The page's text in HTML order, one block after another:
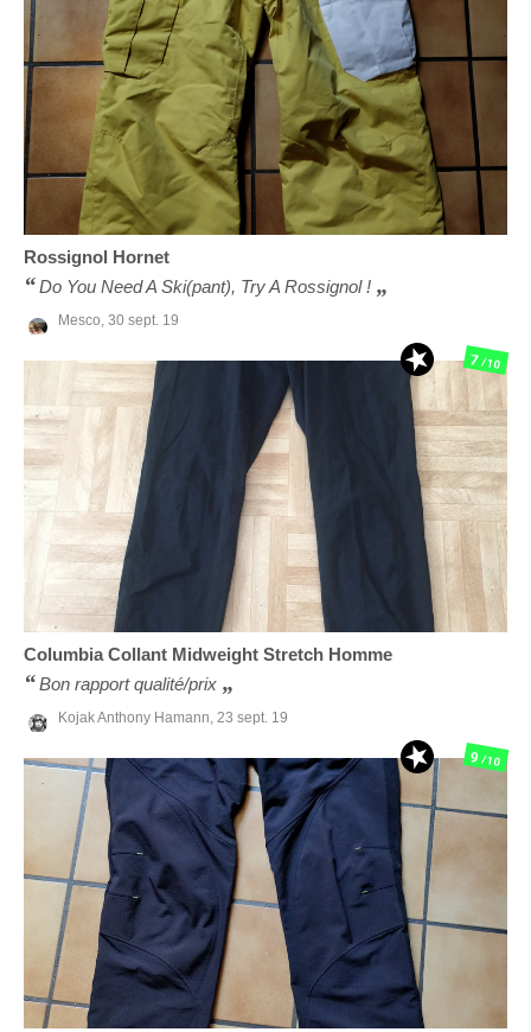
Rossignol Hornet
Do You Need A Ski(pant), Try A Rossignol !
Mesco, 30 sept. 19
Columbia Collant Midweight Stretch Homme
Bon rapport qualité/prix
Kojak Anthony Hamann, 23 sept. 19
7/10
9/10